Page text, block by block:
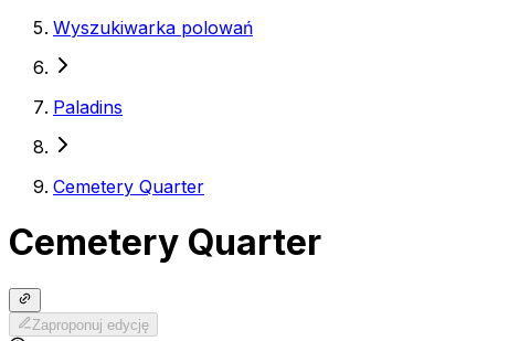
Wyszukiwarka polowań
Paladins
Cemetery Quarter
Cemetery Quarter
Zaproponuj edycję